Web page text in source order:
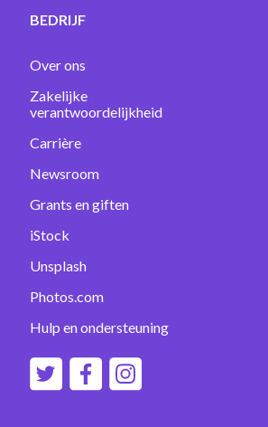
BEDRIJF
Over ons
Zakelijke
verantwoordelijkheid
Carrière
Newsroom
Grants en giften
iStock
Unsplash
Photos.com
Hulp en ondersteuning